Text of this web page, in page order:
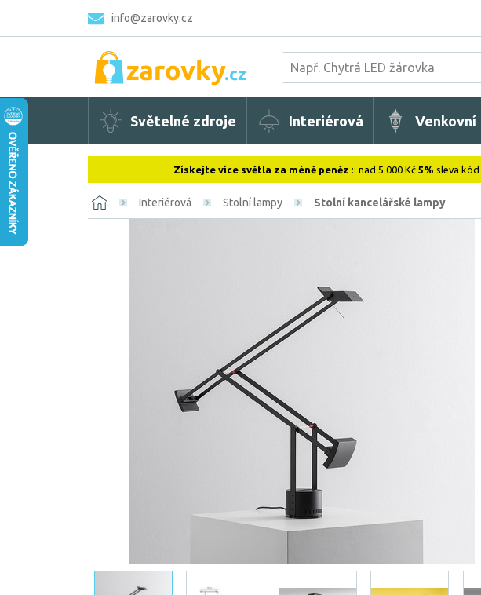
info@zarovky.cz
Světelné zdroje Interiérová Venkovní
Získejte více světla za méně peněz :: nad 5 000 Kč 5% sleva kód
Interiérová Stolní lampy Stolní kancelářské lampy